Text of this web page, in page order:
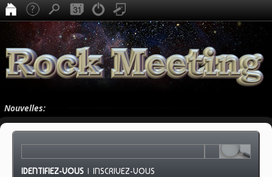
Nouvelles:
IDENTIFIEZ-VOUS |INSCRIVEZ-VOUS